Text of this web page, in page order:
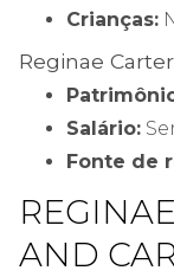
Crianças:
Reginae
Salário:
Fonte de
AND